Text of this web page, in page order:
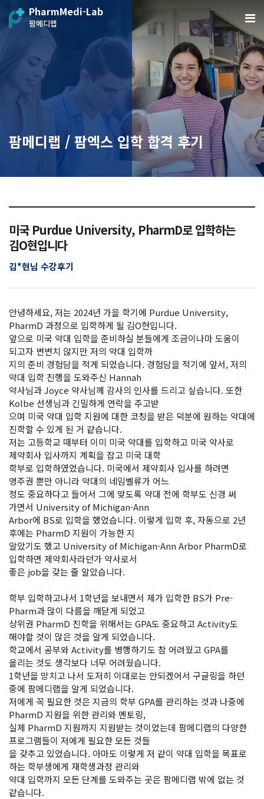
PharmMedi-Lab
팜메디랩
팜메디랩 / 팜엑스 입학 합격 후기
미국 Purdue University, PharmD로 입학하는
김O현입니다
김*현님 수강후기
안녕하세요, 저는 2024년 가을 학기에 Purdue University,
PharmD 과정으로 입학하게 될 김O현입니다.
앞으로 미국 약대 입학을 준비하실 분들에게 조금이나마 도움이
되고자 변변치 않지만 저의 약대 입학까
지의 준비 경험담을 적게 되었습니다. 경험담을 적기에 앞서, 저의
약대 입학 진행을 도와주신 Hannah
약사님과 Joyce 약사님께 감사의 인사를 드리고 싶습니다. 또한
Kolbe 선생님과 긴밀하게 연락을 주고받
으며 미국 약대 입학 지원에 대한 코칭을 받은 덕분에 원하는 약대에
진학할 수 있게 된 거 같습니다.
저는 고등학교 때부터 이미 미국 약대를 입학하고 미국 약사로
제약회사 입사까지 계획을 잡고 미국 대학
학부로 입학하였었습니다. 미국에서 제약회사 입사를 하려면
영주권 뿐만 아니라 약대의 네임벨류가 어느
정도 중요하다고 들어서 그에 맞도록 약대 전에 학부도 신경 써
가면서 University of Michigan-Ann
Arbor에 BS로 입학을 했었습니다. 이렇게 입학 후, 자동으로 2년
후에는 PharmD 지원이 가능한 지
알았기도 했고 University of Michigan-Ann Arbor PharmD로
입학하면 제약회사라던가 약사로서
좋은 job을 갖는 줄 알았습니다.
학부 입학하고나서 1학년을 보내면서 제가 입학한 BS가 Pre-
Pharm과 많이 다름을 깨닫게 되었고
상위권 PharmD 진학을 위해서는 GPA도 중요하고 Activity도
해야할 것이 많은 것을 알게 되었습니다.
학교에서 공부와 Activity를 병행하기도 참 어려웠고 GPA를
올리는 것도 생각보다 너무 어려웠습니다.
1학년을 망치고 나서 도저히 이대로는 안되겠어서 구글링을 하던
중에 팜메디랩을 알게 되었습니다.
저에게 꼭 필요한 것은 지금의 학부 GPA를 관리하는 것과 나중에
PharmD 지원을 위한 관리와 멘토링,
실제 PharmD 지원까지 지원받는 것이었는데 팜메디랩의 다양한
프로그램들이 저에게 필요한 모든 것들
을 갖추고 있었습니다. 아마도 이렇게 저 같이 약대 입학을 목표로
하는 학부생에게 재학생과정 관리와
약대 입학까지 모든 단계를 도와주는 곳은 팜메디랩 밖에 없는 것
같습니다.